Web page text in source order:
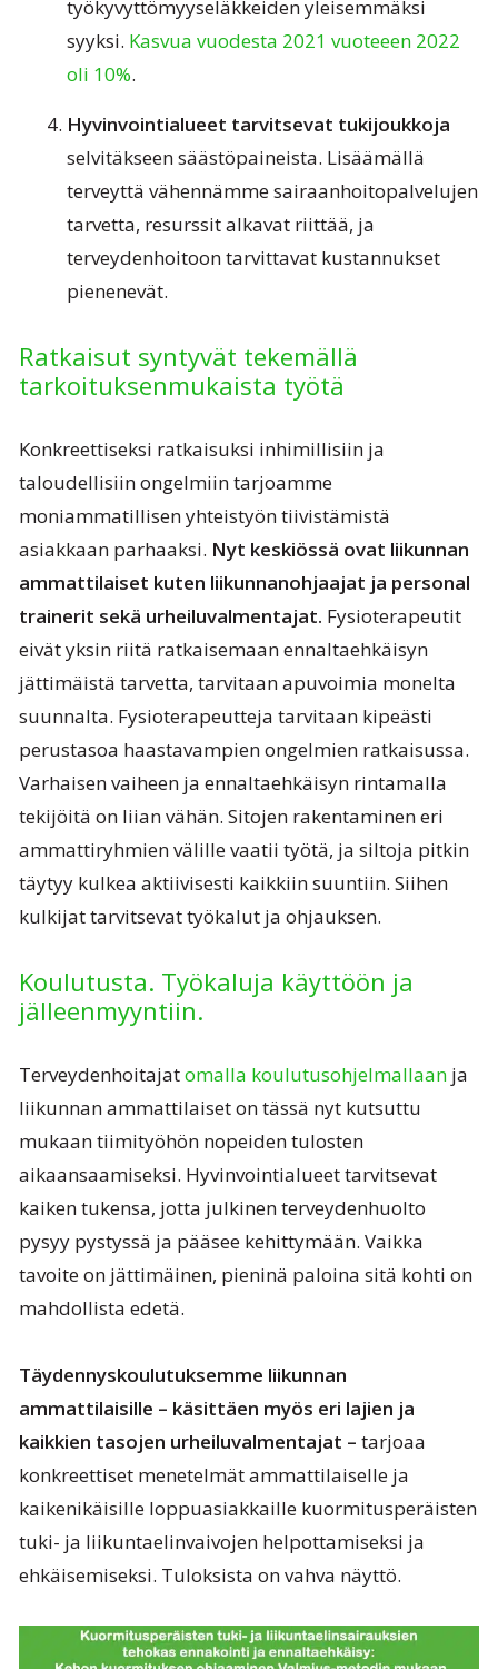
työkyvyttömyyseläkkeiden yleisemmäksi
syyksi. Kasvua vuodesta 2021 vuoteeen 2022
oli 10%.
Hyvinvointialueet tarvitsevat tukijoukkoja
selvitäkseen säästöpaineista. Lisäämällä
terveyttä vähennämme sairaanhoitopalvelujen
tarvetta, resurssit alkavat riittää, ja
terveydenhoitoon tarvittavat kustannukset
pienenevät.
Ratkaisut syntyvät tekemällä
tarkoituksenmukaista työtä
Konkreettiseksi ratkaisuksi inhimillisiin ja
taloudellisiin ongelmiin tarjoamme
moniammatillisen yhteistyön tiivistämistä
asiakkaan parhaaksi. Nyt keskiössä ovat liikunnan
ammattilaiset kuten liikunnanohjaajat ja personal
trainerit sekä urheiluvalmentajat. Fysioterapeutit
eivät yksin riitä ratkaisemaan ennaltaehkäisyn
jättimäistä tarvetta, tarvitaan apuvoimia monelta
suunnalta. Fysioterapeutteja tarvitaan kipeästi
perustasoa haastavampien ongelmien ratkaisussa.
Varhaisen vaiheen ja ennaltaehkäisyn rintamalla
tekijöitä on liian vähän. Sitojen rakentaminen eri
ammattiryhmien välille vaatii työtä, ja siltoja pitkin
täytyy kulkea aktiivisesti kaikkiin suuntiin. Siihen
kulkijat tarvitsevat työkalut ja ohjauksen.
Koulutusta. Työkaluja käyttöön ja
jälleenmyyntiin.
Terveydenhoitajatomalla koulutusohjelmallaan ja
liikunnan ammattilaiset on tässä nyt kutsuttu
mukaan tiimityöhön nopeiden tulosten
aikaansaamiseksi. Hyvinvointialueet tarvitsevat
kaiken tukensa, jotta julkinen terveydenhuolto
pysyy pystyssä ja pääsee kehittymään. Vaikka
tavoite on jättimäinen, pieninä paloina sitä kohti on
mahdollista edetä.
Täydennyskoulutuksemme liikunnan
ammattilaisille – käsittäen myös eri lajien ja
kaikkien tasojen urheiluvalmentajat – tarjoaa
konkreettiset menetelmät ammattilaiselle ja
kaikenikäisille loppuasiakkaille kuormitusperäisten
tuki- ja liikuntaelinvaivojen helpottamiseksi ja
ehkäisemiseksi. Tuloksista on vahva näyttö.